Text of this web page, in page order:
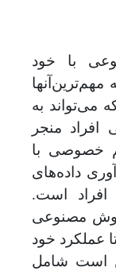
با خود
به
منجر
خصوصی با
داده‌های
است.
مصنوعی
عملکرد خود
است شامل